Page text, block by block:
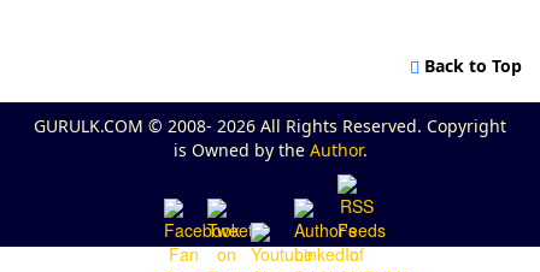
Back to Top
GURULK.COM © 2008- 2026 All Rights Reserved. Copyright
is Owned by the Author.